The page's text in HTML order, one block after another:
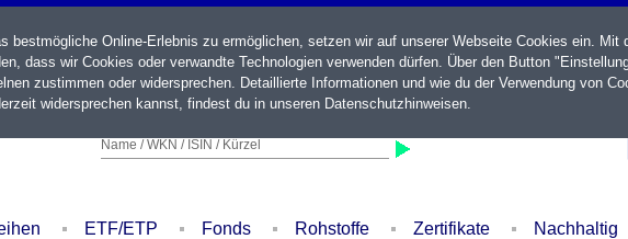
Name / WKN / ISIN / Kürzel
ETF/ETP Fonds Rohstoffe Zertifikate Nachhaltig
bestmögliche Online-Erlebnis zu ermöglichen, setzen wir auf unserer Webseite Cookies ein. Mit
dass wir Cookies oder verwandte Technologien verwenden dürfen. Über den Button
zustimmen oder widersprechen. Detaillierte Informationen und wie du der Verwendung von
widersprechen kannst, findest du in unseren Datenschutzhinweisen.